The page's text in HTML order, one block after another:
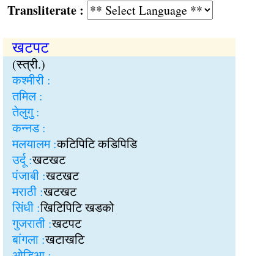
:
खटपट
(स्त्री.)
कश्मीरी :
तमिल :
तेलुगु :
कन्नड :
मलयालम :कटिपिटि कडिपिडि
उर्दू :खटखट
पंजाबी :खटखट
मराठी :खटखट
सिंधी :खिटिपिटि खडको
गुजराती :खटपट
बांगला :खटाखटि